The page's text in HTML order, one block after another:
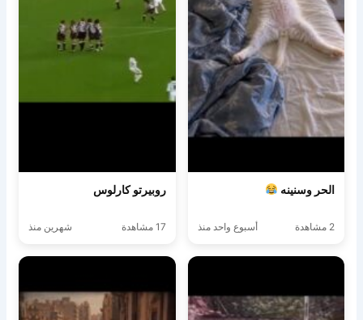
الحر وسنينه
2 مشاهدة أسبوع واحد منذ
روبيرتو كارلوس
17 مشاهدة شهرين منذ